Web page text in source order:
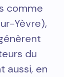
comme
Yèvre),
du
aussi, en